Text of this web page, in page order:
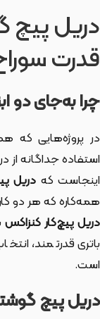
دریل پیچ
قدرت
چرا به‌جای دو
در پروژه‌هایی که
استفاده جداگانه
اینجاست که دریل
همه‌کاره که هر دو
دریل پیچ‌کار کنزاکس
باتری قدرتمند،
است.
دریل پیچ